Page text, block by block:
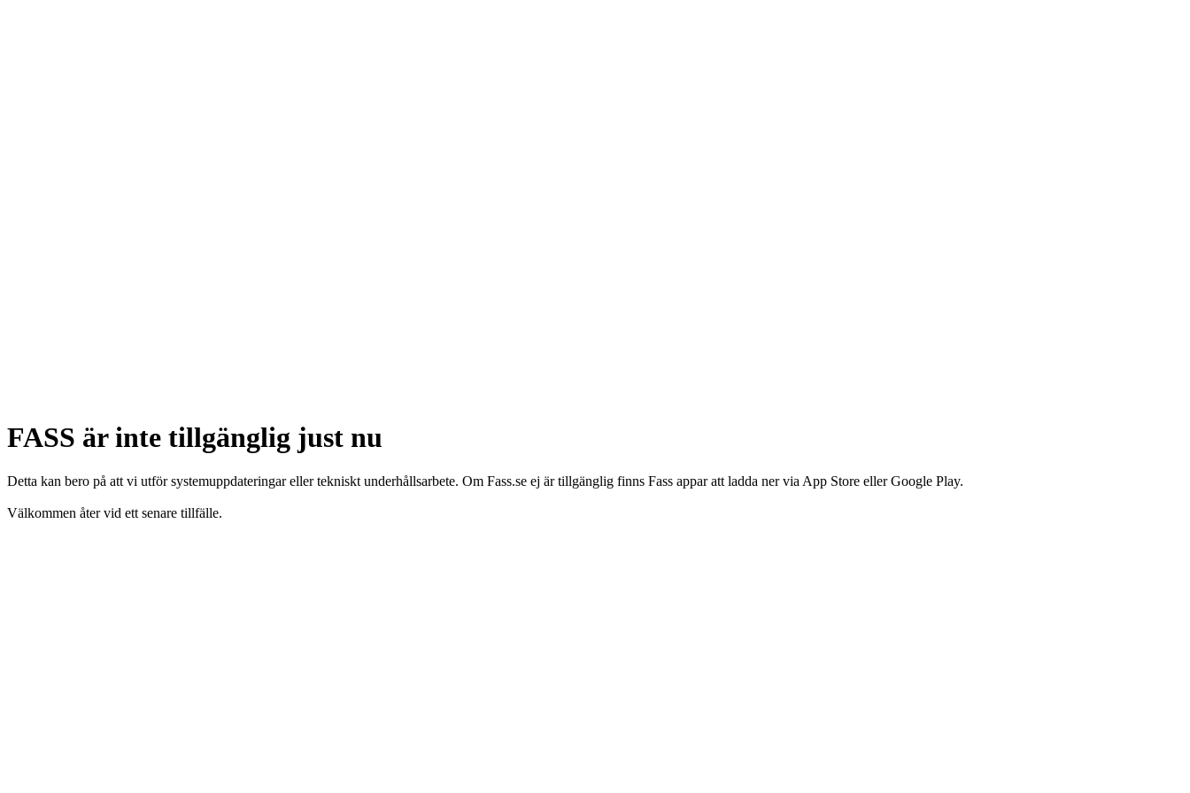
FASS är inte tillgänglig just nu
Detta kan bero på att vi utför systemuppdateringar eller tekniskt underhållsarbete. Om Fass.se ej är tillgänglig finns Fass appar att ladda ner via App Store eller Google Play.
Välkommen åter vid ett senare tillfälle.